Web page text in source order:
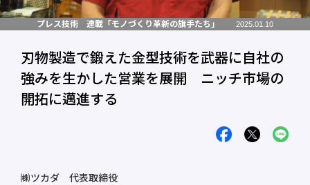
プレス技術 連載「モノづくり革新の旗手たち」 2025.01.10
刃物製造で鍛えた金型技術を武器に自社の
強みを生かした営業を展開 ニッチ市場の
開拓に邁進する
㈱ツカダ 代表取締役